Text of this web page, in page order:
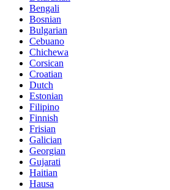
Bengali
Bosnian
Bulgarian
Cebuano
Chichewa
Corsican
Croatian
Dutch
Estonian
Filipino
Finnish
Frisian
Galician
Georgian
Gujarati
Haitian
Hausa